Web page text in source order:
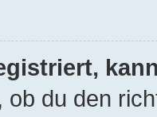
ob du den